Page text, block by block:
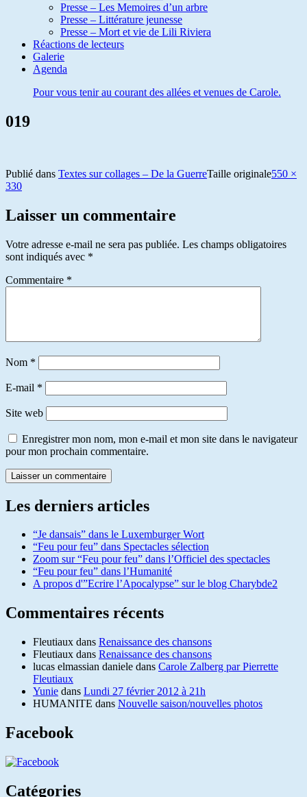
Presse – Les Memoires d’un arbre
Presse – Littérature jeunesse
Presse – Mort et vie de Lili Riviera
Réactions de lecteurs
Galerie
Agenda
Pour vous tenir au courant des allées et venues de Carole.
019
Publié dans Textes sur collages – De la GuerreTaille originale550 ×
330
Laisser un commentaire
Votre adresse e-mail ne sera pas publiée. Les champs obligatoires
sont indiqués avec *
Commentaire *
Nom *
E-mail *
Site web
Enregistrer mon nom, mon e-mail et mon site dans le navigateur
pour mon prochain commentaire.
Les derniers articles
“Je dansais” dans le Luxemburger Wort
“Feu pour feu” dans Spectacles sélection
Zoom sur “Feu pour feu” dans l’Officiel des spectacles
“Feu pour feu” dans l’Humanité
A propos d'”Ecrire l’Apocalypse” sur le blog Charybde2
Commentaires récents
Fleutiaux dans Renaissance des chansons
Fleutiaux dans Renaissance des chansons
lucas elmassian daniele dans Carole Zalberg par Pierrette
Fleutiaux
Yunie dans Lundi 27 février 2012 à 21h
HUMANITE dans Nouvelle saison/nouvelles photos
Facebook
Catégories